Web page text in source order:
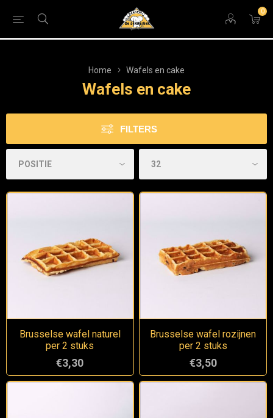
0
Home Wafels en cake
Wafels en cake
FILTERS
Brusselse wafel naturel
per 2 stuks
€3,30
Brusselse wafel rozijnen
per 2 stuks
€3,50